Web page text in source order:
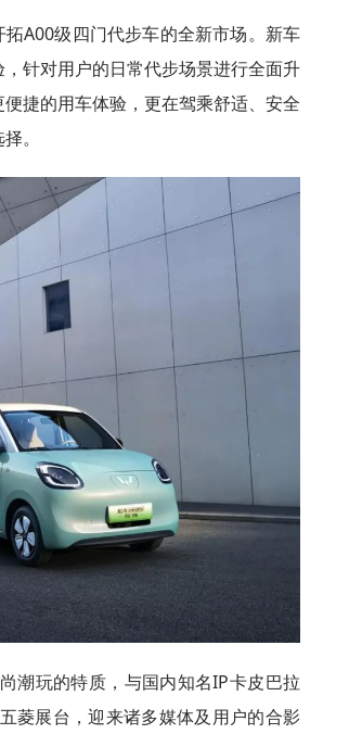
A00级四门代步车的全新市场。新车
针对用户的日常代步场景进行全面升
捷的用车体验，更在驾乘舒适、安全
。
潮玩的特质，与国内知名IP卡皮巴拉
菱展台，迎来诸多媒体及用户的合影